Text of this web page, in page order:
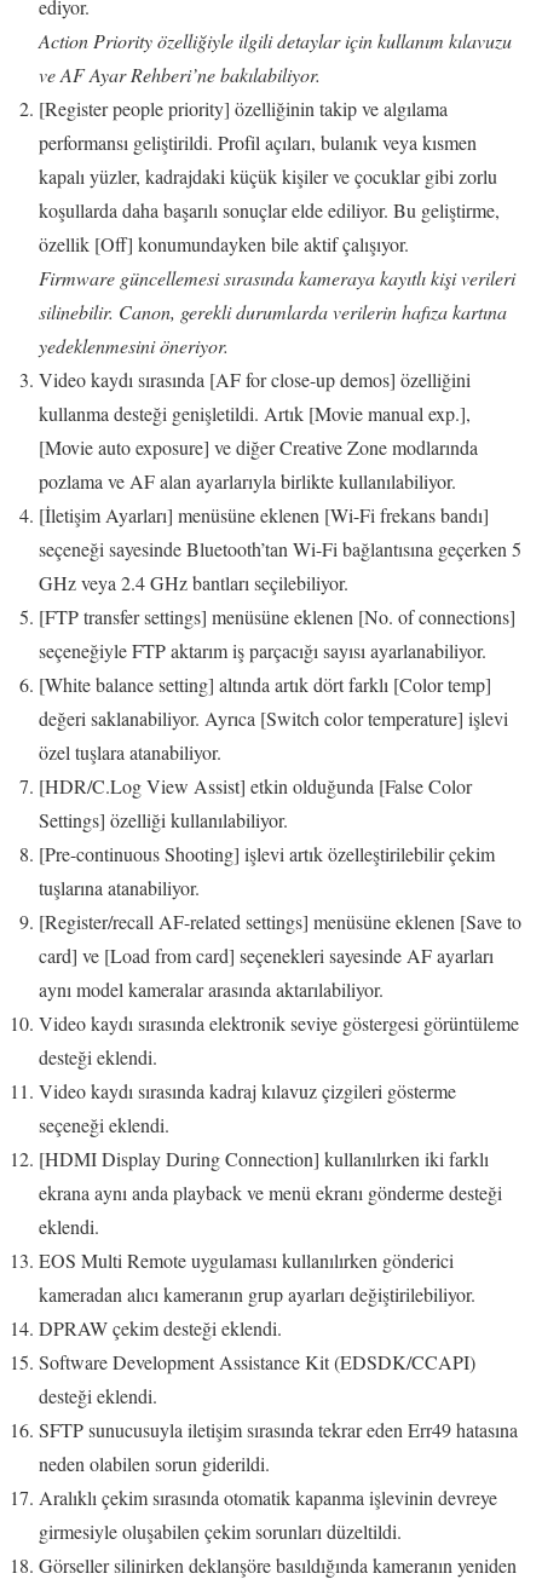
ediyor.
Action Priority özelliğiyle ilgili detaylar için kullanım kılavuzu
ve AF Ayar Rehberi’ne bakılabiliyor.
[Register people priority] özelliğinin takip ve algılama
performansı geliştirildi. Profil açıları, bulanık veya kısmen
kapalı yüzler, kadrajdaki küçük kişiler ve çocuklar gibi zorlu
koşullarda daha başarılı sonuçlar elde ediliyor. Bu geliştirme,
özellik [Off] konumundayken bile aktif çalışıyor.
Firmware güncellemesi sırasında kameraya kayıtlı kişi verileri
silinebilir. Canon, gerekli durumlarda verilerin hafıza kartına
yedeklenmesini öneriyor.
Video kaydı sırasında [AF for close-up demos] özelliğini
kullanma desteği genişletildi. Artık [Movie manual exp.],
[Movie auto exposure] ve diğer Creative Zone modlarında
pozlama ve AF alan ayarlarıyla birlikte kullanılabiliyor.
[İletişim Ayarları] menüsüne eklenen [Wi-Fi frekans bandı]
seçeneği sayesinde Bluetooth’tan Wi-Fi bağlantısına geçerken 5
GHz veya 2.4 GHz bantları seçilebiliyor.
[FTP transfer settings] menüsüne eklenen [No. of connections]
seçeneğiyle FTP aktarım iş parçacığı sayısı ayarlanabiliyor.
[White balance setting] altında artık dört farklı [Color temp]
değeri saklanabiliyor. Ayrıca [Switch color temperature] işlevi
özel tuşlara atanabiliyor.
[HDR/C.Log View Assist] etkin olduğunda [False Color
Settings] özelliği kullanılabiliyor.
[Pre-continuous Shooting] işlevi artık özelleştirilebilir çekim
tuşlarına atanabiliyor.
[Register/recall AF-related settings] menüsüne eklenen [Save to
card] ve [Load from card] seçenekleri sayesinde AF ayarları
aynı model kameralar arasında aktarılabiliyor.
Video kaydı sırasında elektronik seviye göstergesi görüntüleme
desteği eklendi.
Video kaydı sırasında kadraj kılavuz çizgileri gösterme
seçeneği eklendi.
[HDMI Display During Connection] kullanılırken iki farklı
ekrana aynı anda playback ve menü ekranı gönderme desteği
eklendi.
EOS Multi Remote uygulaması kullanılırken gönderici
kameradan alıcı kameranın grup ayarları değiştirilebiliyor.
DPRAW çekim desteği eklendi.
Software Development Assistance Kit (EDSDK/CCAPI)
desteği eklendi.
SFTP sunucusuyla iletişim sırasında tekrar eden Err49 hatasına
neden olabilen sorun giderildi.
Aralıklı çekim sırasında otomatik kapanma işlevinin devreye
girmesiyle oluşabilen çekim sorunları düzeltildi.
Görseller silinirken deklanşöre basıldığında kameranın yeniden